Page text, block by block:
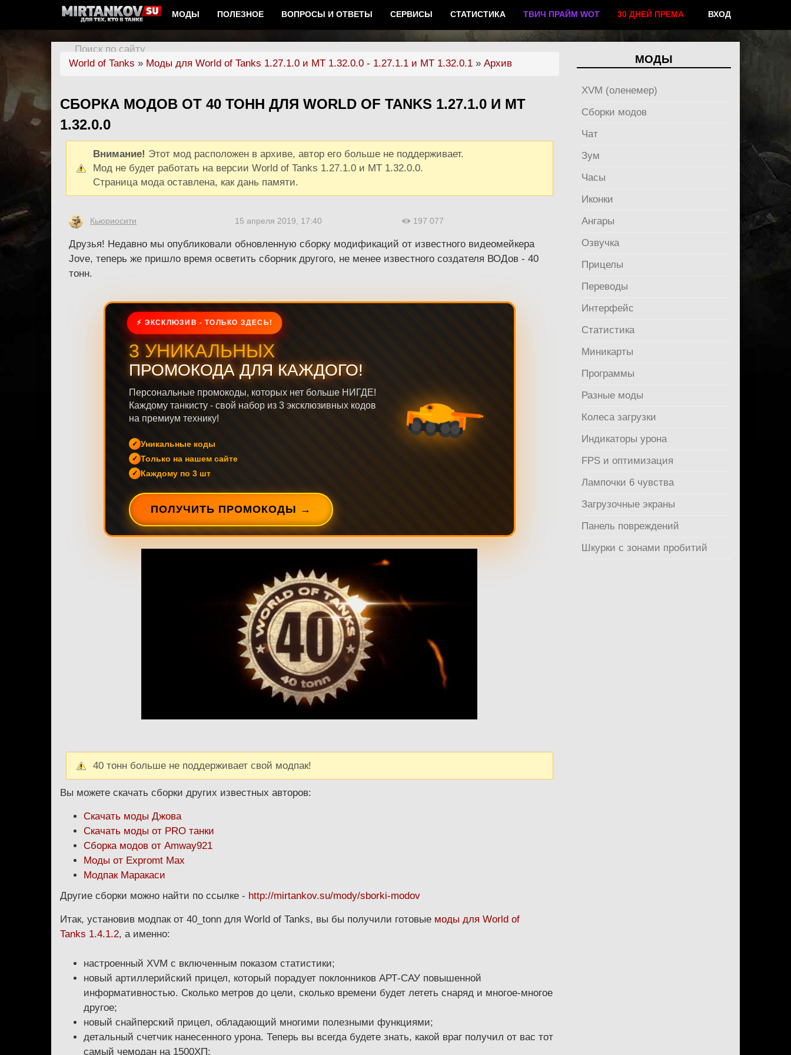
МОДЫ ПОЛЕЗНОЕ ВОПРОСЫ И ОТВЕТЫ СЕРВИСЫ СТАТИСТИКА ТВИЧ ПРАЙМ WOT 30 ДНЕЙ ПРЕМА ВХОД
Поиск по сайту
World of Tanks » Моды для World of Tanks 1.27.1.0 и МТ 1.32.0.0 - 1.27.1.1 и МТ 1.32.0.1 » Архив
СБОРКА МОДОВ ОТ 40 ТОНН ДЛЯ WORLD OF TANKS 1.27.1.0 И МТ
1.32.0.0
Внимание! Этот мод расположен в архиве, автор его больше не поддерживает.
Мод не будет работать на версии World of Tanks 1.27.1.0 и МТ 1.32.0.0.
Страница мода оставлена, как дань памяти.
Кьюриосити 15 апреля 2019, 17:40 197 077
Друзья! Недавно мы опубликовали обновленную сборку модификаций от известного видеомейкера
Jove, теперь же пришло время осветить сборник другого, не менее известного создателя ВОДов - 40
тонн.
⚡ ЭКСКЛЮЗИВ - ТОЛЬКО ЗДЕСЬ!
3 УНИКАЛЬНЫХ
ПРОМОКОДА ДЛЯ КАЖДОГО!
Персональные промокоды, которых нет больше НИГДЕ!
Каждому танкисту - свой набор из 3 эксклюзивных кодов
на премиум технику!
Уникальные коды
Только на нашем сайте
Каждому по 3 шт
ПОЛУЧИТЬ ПРОМОКОДЫ →
40 тонн больше не поддерживает свой модпак!
Вы можете скачать сборки других известных авторов:
Скачать моды Джова
Скачать моды от PRO танки
Сборка модов от Amway921
Моды от Expromt Max
Модпак Маракаси
Другие сборки можно найти по ссылке - http://mirtankov.su/mody/sborki-modov
Итак, установив модпак от 40_tonn для World of Tanks, вы бы получили готовые моды для World of
Tanks 1.4.1.2, а именно:
настроенный XVM с включенным показом статистики;
новый артиллерийский прицел, который порадует поклонников АРТ-САУ повышенной
информативностью. Сколько метров до цели, сколько времени будет лететь снаряд и многое-многое
другое;
новый снайперский прицел, обладающий многими полезными функциями;
детальный счетчик нанесенного урона. Теперь вы всегда будете знать, какой враг получил от вас тот
самый чемодан на 1500ХП;
МОДЫ
XVM (оленемер)
Сборки модов
Чат
Зум
Часы
Иконки
Ангары
Озвучка
Прицелы
Переводы
Интерфейс
Статистика
Миникарты
Программы
Разные моды
Колеса загрузки
Индикаторы урона
FPS и оптимизация
Лампочки 6 чувства
Загрузочные экраны
Панель повреждений
Шкурки с зонами пробитий